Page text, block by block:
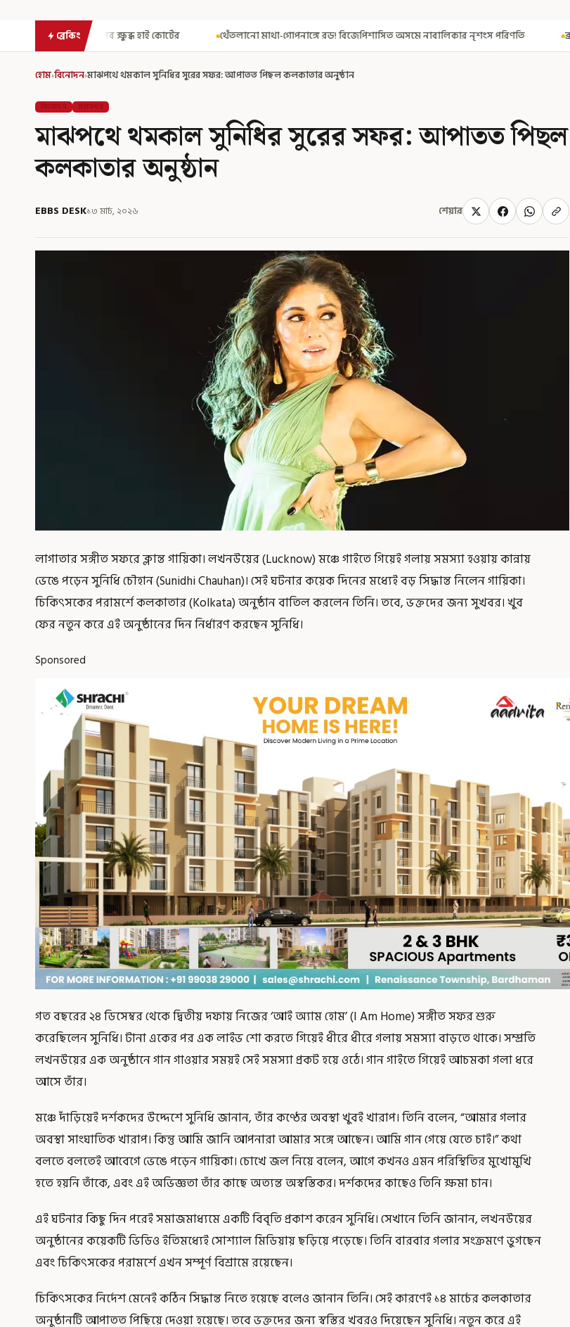
ব্রেকিং
হাই কোর্টের থেঁতলানো মাথা-গোপনাঙ্গে রড! বিজেপিশাসিত অসমে নাবালিকার নৃশংস পরিণতি ব্রড পর্বতশৃঙ্গে তুষারধসে মৃত
হোম›বিনোদন›মাঝপথে থমকাল সুনিধির সুরের সফর: আপাতত পিছল কলকাতার অনুষ্ঠান
বিনোদন মহানগর
মাঝপথে থমকাল সুনিধির সুরের সফর: আপাতত পিছল
কলকাতার অনুষ্ঠান
EBBS DESK১৩ মার্চ, ২০২৬ শেয়ার
লাগাতার সঙ্গীত সফরে ক্লান্ত গায়িকা। লখনউয়ের (Lucknow) মঞ্চে গাইতে গিয়েই গলায় সমস্যা হওয়ায় কান্নায়
ভেঙে পড়েন সুনিধি চৌহান (Sunidhi Chauhan)। সেই ঘটনার কয়েক দিনের মধ্যেই বড় সিদ্ধান্ত নিলেন গায়িকা।
চিকিৎসকের পরামর্শে কলকাতার (Kolkata) অনুষ্ঠান বাতিল করলেন তিনি। তবে, ভক্তদের জন্য সুখবর। খুব
ফের নতুন করে এই অনুষ্ঠানের দিন নির্ধারণ করছেন সুনিধি।
Sponsored
গত বছরের ২৪ ডিসেম্বর থেকে দ্বিতীয় দফায় নিজের ‘আই অ্যাম হোম’ (I Am Home) সঙ্গীত সফর শুরু
করেছিলেন সুনিধি। টানা একের পর এক লাইভ শো করতে গিয়েই ধীরে ধীরে গলায় সমস্যা বাড়তে থাকে। সম্প্রতি
লখনউয়ের এক অনুষ্ঠানে গান গাওয়ার সময়ই সেই সমস্যা প্রকট হয়ে ওঠে। গান গাইতে গিয়েই আচমকা গলা ধরে
আসে তাঁর।
মঞ্চে দাঁড়িয়েই দর্শকদের উদ্দেশে সুনিধি জানান, তাঁর কণ্ঠের অবস্থা খুবই খারাপ। তিনি বলেন, “আমার গলার
অবস্থা সাংঘাতিক খারাপ। কিন্তু আমি জানি আপনারা আমার সঙ্গে আছেন। আমি গান গেয়ে যেতে চাই।” কথা
বলতে বলতেই আবেগে ভেঙে পড়েন গায়িকা। চোখে জল নিয়ে বলেন, আগে কখনও এমন পরিস্থিতির মুখোমুখি
হতে হয়নি তাঁকে, এবং এই অভিজ্ঞতা তাঁর কাছে অত্যন্ত অস্বস্তিকর। দর্শকদের কাছেও তিনি ক্ষমা চান।
এই ঘটনার কিছু দিন পরেই সমাজমাধ্যমে একটি বিবৃতি প্রকাশ করেন সুনিধি। সেখানে তিনি জানান, লখনউয়ের
অনুষ্ঠানের কয়েকটি ভিডিও ইতিমধ্যেই সোশ্যাল মিডিয়ায় ছড়িয়ে পড়েছে। তিনি বারবার গলার সংক্রমণে ভুগছেন
এবং চিকিৎসকের পরামর্শে এখন সম্পূর্ণ বিশ্রামে রয়েছেন।
চিকিৎসকের নির্দেশ মেনেই কঠিন সিদ্ধান্ত নিতে হয়েছে বলেও জানান তিনি। সেই কারণেই ১৪ মার্চের কলকাতার
অনুষ্ঠানটি আপাতত পিছিয়ে দেওয়া হয়েছে। তবে ভক্তদের জন্য স্বস্তির খবরও দিয়েছেন সুনিধি। নতুন করে এই